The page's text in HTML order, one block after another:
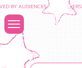
BY AUDIENCES TO